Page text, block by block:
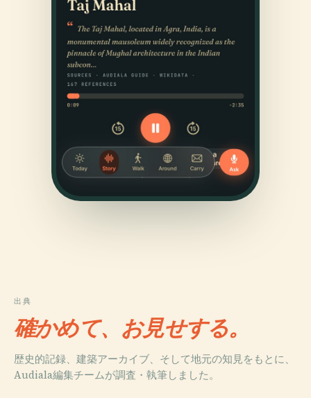
出典
確かめて、お見せする。
歴史的記録、建築アーカイブ、そして地元の知見をもとに、
Audiala編集チームが調査・執筆しました。